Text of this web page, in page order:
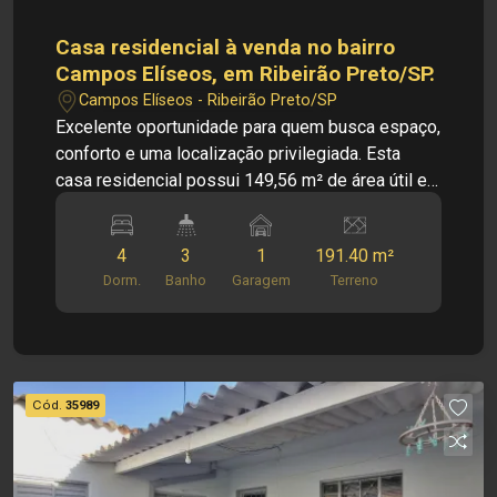
imobiliária se reserva ao direito de alterar
qualquer informação referente aos valores,
dados e disponibilidade de seus imóveis, sem
aviso prévio.
Casa residencial à venda no bairro
Campos Elíseos, em Ribeirão Preto/SP.
Campos Elíseos - Ribeirão Preto/SP
Excelente oportunidade para quem busca espaço,
conforto e uma localização privilegiada. Esta
casa residencial possui 149,56 m² de área útil e
acomodar toda a família. PRINCIPAIS
INFORMAÇÕES DO IMÓVEL: CASA FRENTE -
Sala; - Cozinha; - Copa; - 2 quartos; - 1 banheiro
social; - Área de serviço; - Corredor lateral; - 1
de serviço; - Corredor lateral; - Sem vaga de
garagem. DIMENSÕES: - 149,56m² de área útil.
INFORMAÇÃO BÔNUS: - Armários.
LOCALIZAÇÃO PRIVILEGIADA: O Campos
4
Dorm.
3
Banho
1
Garagem
191.40 m²
Terreno
Cód. 35989